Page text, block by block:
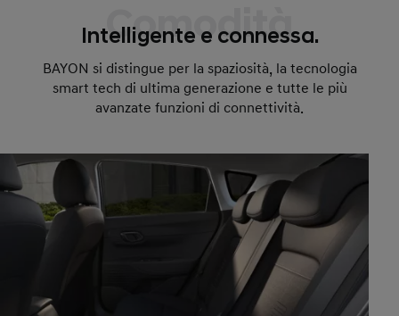
Comodità
Intelligente e connessa.
BAYON si distingue per la spaziosità, la tecnologia
smart tech di ultima generazione e tutte le più
avanzate funzioni di connettività.